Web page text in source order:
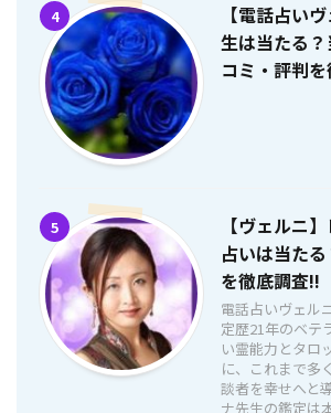
4
【電話占い
生は当たる
コミ・評判
5
【ヴェルニ
占いは当た
を徹底調査!!
電話占いヴェル
定歴21年のベテ
い霊能力とタロ
に、これまで多
談者を幸せへと
ナ先生の鑑定は